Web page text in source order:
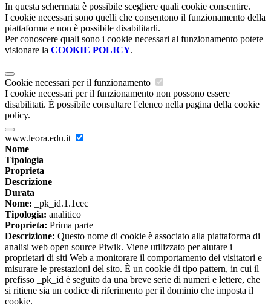
In questa schermata è possibile scegliere quali cookie consentire.
I cookie necessari sono quelli che consentono il funzionamento della
piattaforma e non è possibile disabilitarli.
Per conoscere quali sono i cookie necessari al funzionamento potete
visionare la COOKIE POLICY.
Cookie necessari per il funzionamento
I cookie necessari per il funzionamento non possono essere
disabilitati. È possibile consultare l'elenco nella pagina della cookie
policy.
www.leora.edu.it
Nome
Tipologia
Proprieta
Descrizione
Durata
Nome: _pk_id.1.1cec
Tipologia: analitico
Proprieta: Prima parte
Descrizione: Questo nome di cookie è associato alla piattaforma di
analisi web open source Piwik. Viene utilizzato per aiutare i
proprietari di siti Web a monitorare il comportamento dei visitatori e
misurare le prestazioni del sito. È un cookie di tipo pattern, in cui il
prefisso _pk_id è seguito da una breve serie di numeri e lettere, che
si ritiene sia un codice di riferimento per il dominio che imposta il
cookie.